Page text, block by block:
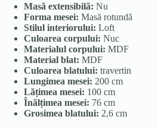
Masă extensibilă: Nu
Forma mesei: Masă rotundă
Stilul interiorului: Loft
Culoarea corpului: Nuc
Materialul corpului: MDF
Material blat: MDF
Culoarea blatului: travertin
Lungimea mesei: 200 cm
Lățimea mesei: 100 cm
Înălțimea mesei: 76 cm
Grosimea blatului: 2,6 cm